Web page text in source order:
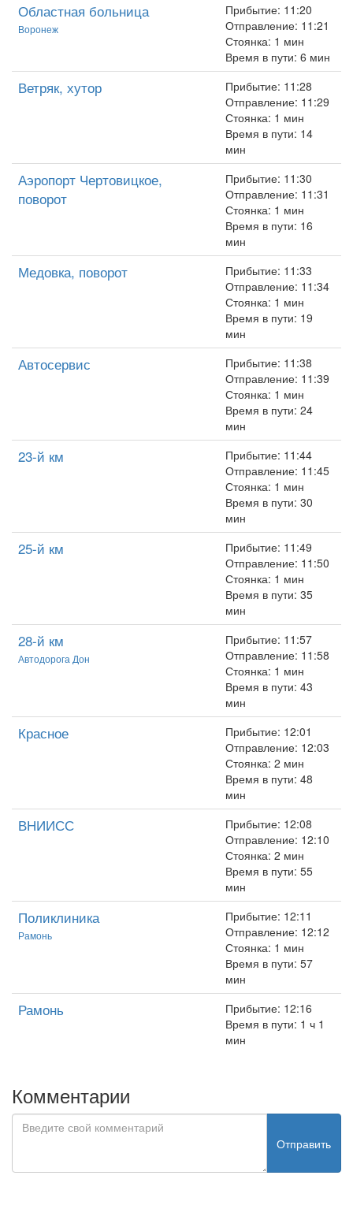
Областная больница
Воронеж
Прибытие: 11:20
Отправление: 11:21
Стоянка: 1 мин
Время в пути: 6 мин
Ветряк, хутор
Прибытие: 11:28
Отправление: 11:29
Стоянка: 1 мин
Время в пути: 14
мин
Аэропорт Чертовицкое,
поворот
Прибытие: 11:30
Отправление: 11:31
Стоянка: 1 мин
Время в пути: 16
мин
Медовка, поворот
Прибытие: 11:33
Отправление: 11:34
Стоянка: 1 мин
Время в пути: 19
мин
Автосервис
Прибытие: 11:38
Отправление: 11:39
Стоянка: 1 мин
Время в пути: 24
мин
23-й км
Прибытие: 11:44
Отправление: 11:45
Стоянка: 1 мин
Время в пути: 30
мин
25-й км
Прибытие: 11:49
Отправление: 11:50
Стоянка: 1 мин
Время в пути: 35
мин
28-й км
Автодорога Дон
Прибытие: 11:57
Отправление: 11:58
Стоянка: 1 мин
Время в пути: 43
мин
Красное
Прибытие: 12:01
Отправление: 12:03
Стоянка: 2 мин
Время в пути: 48
мин
ВНИИСС
Прибытие: 12:08
Отправление: 12:10
Стоянка: 2 мин
Время в пути: 55
мин
Поликлиника
Рамонь
Прибытие: 12:11
Отправление: 12:12
Стоянка: 1 мин
Время в пути: 57
мин
Рамонь
Прибытие: 12:16
Время в пути: 1 ч 1
мин
Комментарии
Отправить